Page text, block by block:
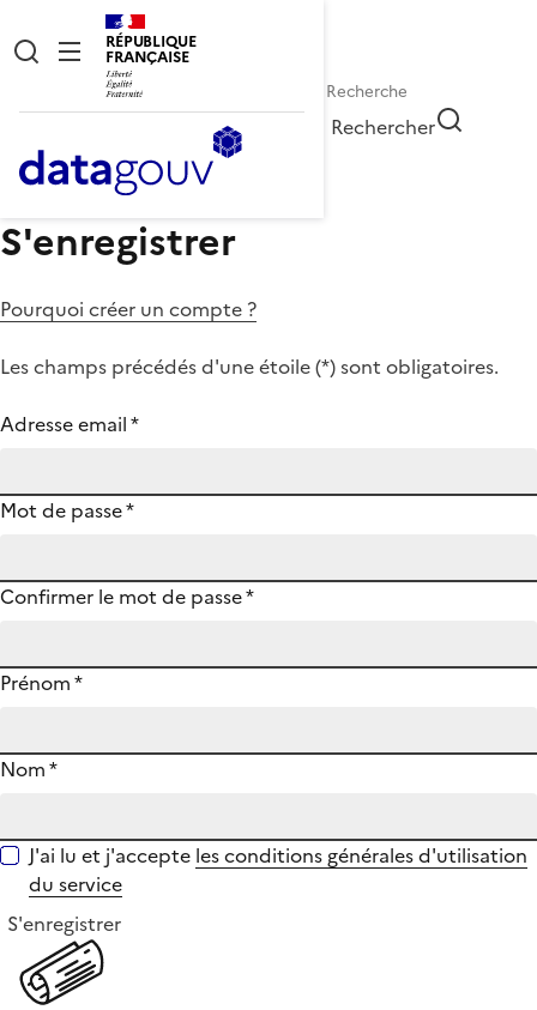
RÉPUBLIQUE
FRANÇAISE
Rechercher
S'enregistrer
Pourquoi créer un compte ?
Les champs précédés d'une étoile (*) sont obligatoires.
Adresse email*
Mot de passe*
Confirmer le mot de passe*
Prénom*
Nom*
J'ai lu et j'accepte les conditions générales d'utilisation
du service
S'enregistrer